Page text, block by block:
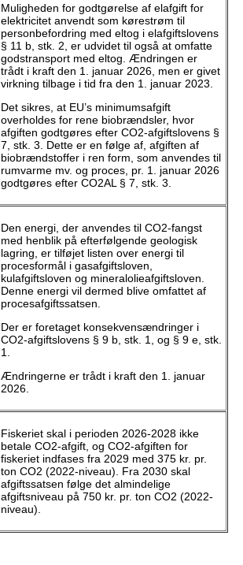
Muligheden for godtgørelse af elafgift for
elektricitet anvendt som kørestrøm til
personbefordring med eltog i elafgiftslovens
§ 11 b, stk. 2, er udvidet til også at omfatte
godstransport med eltog. Ændringen er
trådt i kraft den 1. januar 2026, men er givet
virkning tilbage i tid fra den 1. januar 2023.
Det sikres, at EU’s minimumsafgift
overholdes for rene biobrændsler, hvor
afgiften godtgøres efter CO2-afgiftslovens §
7, stk. 3. Dette er en følge af, afgiften af
biobrændstoffer i ren form, som anvendes til
rumvarme mv. og proces, pr. 1. januar 2026
godtgøres efter CO2AL § 7, stk. 3.
Den energi, der anvendes til CO2-fangst
med henblik på efterfølgende geologisk
lagring, er tilføjet listen over energi til
procesformål i gasafgiftsloven,
kulafgiftsloven og mineralolieafgiftsloven.
Denne energi vil dermed blive omfattet af
procesafgiftssatsen.
Der er foretaget konsekvensændringer i
CO2-afgiftslovens § 9 b, stk. 1, og § 9 e, stk.
1.
Ændringerne er trådt i kraft den 1. januar
2026.
Fiskeriet skal i perioden 2026-2028 ikke
betale CO2-afgift, og CO2-afgiften for
fiskeriet indfases fra 2029 med 375 kr. pr.
ton CO2 (2022-niveau). Fra 2030 skal
afgiftssatsen følge det almindelige
afgiftsniveau på 750 kr. pr. ton CO2 (2022-
niveau).